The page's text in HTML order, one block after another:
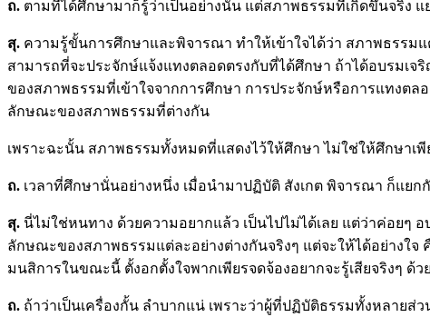
ถ. ตามที่ได้ศึกษามาก็รู้ว่าเป็นอย่างนั้น แต่สภาพธรรมที่เกิดขึ้นจริง
สุ. ความรู้ขั้นการศึกษาและพิจารณา ทำให้เข้าใจได้ว่า สภาพธรร
สามารถที่จะประจักษ์แจ้งแทงตลอดตรงกับที่ได้ศึกษา ถ้าได้อบรม
ของสภาพธรรมที่เข้าใจจากการศึกษา การประจักษ์หรือการแทง
ลักษณะของสภาพธรรมที่ต่างกัน
เพราะฉะนั้น สภาพธรรมทั้งหมดที่แสดงไว้ให้ศึกษา ไม่ใช่ให้ศึกษา
ถ. เวลาที่ศึกษานั่นอย่างหนึ่ง เมื่อนำมาปฏิบัติ สังเกต พิจารณา ก็แย
สุ. นี่ไม่ใช่หนทาง ด้วยความอยากแล้ว เป็นไปไม่ได้เลย แต่ว่าค่อย
ลักษณะของสภาพธรรมแต่ละอย่างต่างกันจริงๆ แต่จะให้ได้อย่างใ
มนสิการในขณะนี้ ตั้งอกตั้งใจพากเพียรจดจ้องอยากจะรู้เสียจริงๆ
ถ. ถ้าว่าเป็นเครื่องกั้น ลำบากแน่ เพราะว่าผู้ที่ปฏิบัติธรรมทั้งหลาย